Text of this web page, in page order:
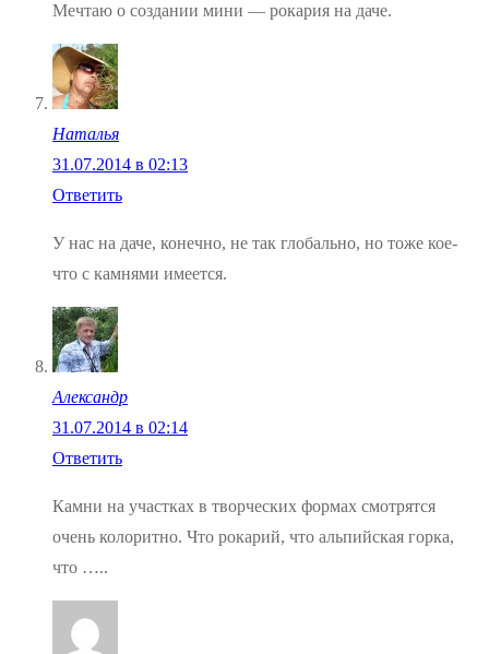
Мечтаю о создании мини — рокария на даче.
Наталья
31.07.2014 в 02:13
Ответить
У нас на даче, конечно, не так глобально, но тоже кое-
что с камнями имеется.
Александр
31.07.2014 в 02:14
Ответить
Камни на участках в творческих формах смотрятся
очень колоритно. Что рокарий, что альпийская горка,
что …..